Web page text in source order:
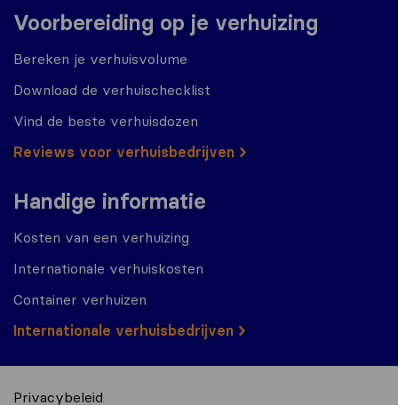
Voorbereiding op je verhuizing
Bereken je verhuisvolume
Download de verhuischecklist
Vind de beste verhuisdozen
Reviews voor verhuisbedrijven
Handige informatie
Kosten van een verhuizing
Internationale verhuiskosten
Container verhuizen
Internationale verhuisbedrijven
Privacybeleid